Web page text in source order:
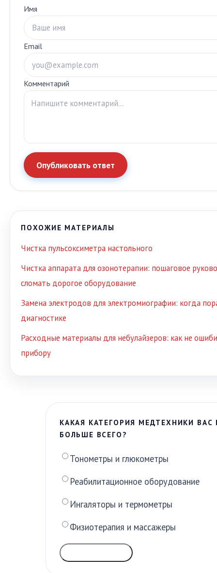
Имя
Email
Комментарий
Опубликовать ответ
ПОХОЖИЕ МАТЕРИАЛЫ
Чистка пульсоксиметра настольного
Чистка аппарата для озонотерапии: пошаговое
сломать дорогое оборудование
Замена электродов для электромиографии: когда
диагностике
Расходные материалы для небулайзеров: как не
прибору
КАКАЯ КАТЕГОРИЯ МЕДТЕХНИКИ ВАС
БОЛЬШЕ ВСЕГО?
Тонометры и глюкометры
Реабилитационное оборудование
Ингаляторы и термометры
Физиотерапия и массажеры